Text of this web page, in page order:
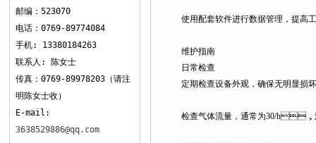
邮编：523070
电话：0769-89774084
手机: 13380184263
联系人: 陈女士
传真：0769-89978203（请注
明陈女士收）
E-mail:
3638529886@qq.com
使用配套软件进行数据管理，提高工
维护指南
日常检查
定期检查设备外观，确保无明显损坏
检查气体流量，通常为30/h，流